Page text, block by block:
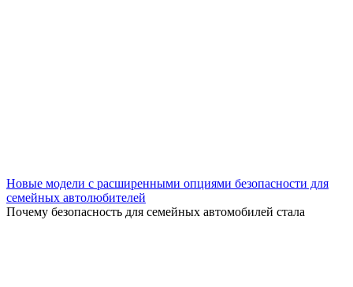
Новые модели с расширенными опциями безопасности для
семейных автолюбителей
Почему безопасность для семейных автомобилей стала